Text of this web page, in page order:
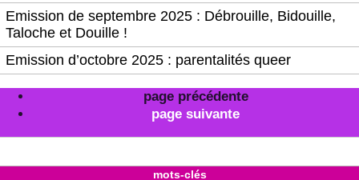
Emission de septembre 2025 : Débrouille, Bidouille,
Taloche et Douille !
Emission d’octobre 2025 : parentalités queer
page précédente
page suivante
mots-clés